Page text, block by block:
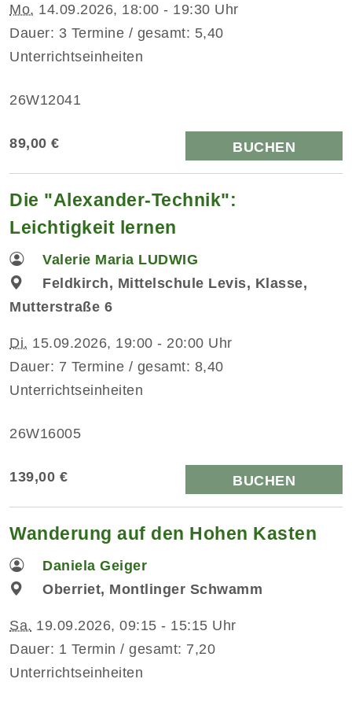
Mo. 14.09.2026, 18:00 - 19:30 Uhr
Dauer: 3 Termine / gesamt: 5,40
Unterrichtseinheiten
26W12041
89,00 € BUCHEN
Die "Alexander-Technik":
Leichtigkeit lernen
Valerie Maria LUDWIG
Feldkirch, Mittelschule Levis, Klasse,
Mutterstraße 6
Di. 15.09.2026, 19:00 - 20:00 Uhr
Dauer: 7 Termine / gesamt: 8,40
Unterrichtseinheiten
26W16005
139,00 € BUCHEN
Wanderung auf den Hohen Kasten
Daniela Geiger
Oberriet, Montlinger Schwamm
Sa. 19.09.2026, 09:15 - 15:15 Uhr
Dauer: 1 Termin / gesamt: 7,20
Unterrichtseinheiten